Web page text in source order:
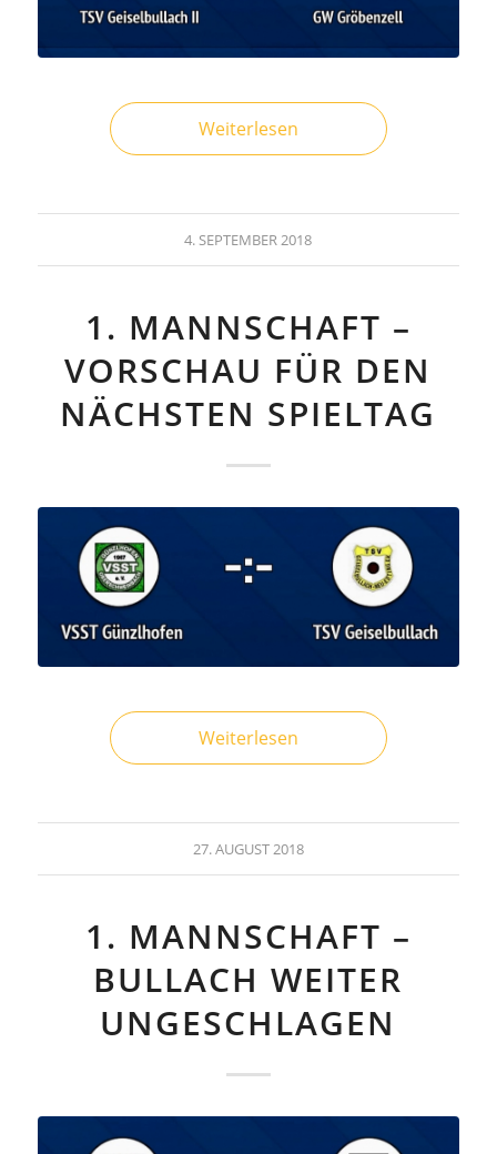
Weiterlesen
4. SEPTEMBER 2018
1. MANNSCHAFT –
VORSCHAU FÜR DEN
NÄCHSTEN SPIELTAG
Weiterlesen
27. AUGUST 2018
1. MANNSCHAFT –
BULLACH WEITER
UNGESCHLAGEN